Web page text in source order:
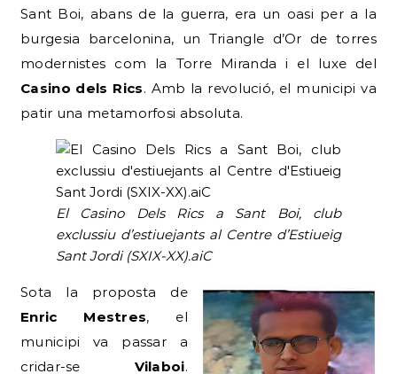
Sant Boi, abans de la guerra, era un oasi per a la
burgesia barcelonina, un Triangle d’Or de torres
modernistes com la Torre Miranda i el luxe del
Casino dels Rics. Amb la revolució, el municipi va
patir una metamorfosi absoluta.
El Casino Dels Rics a Sant Boi, club
exclussiu d’estiuejants al Centre d’Estiueig
Sant Jordi (SXIX-XX).aiC
Sota la proposta de
Enric Mestres, el
municipi va passar a
cridar-se Vilaboi.